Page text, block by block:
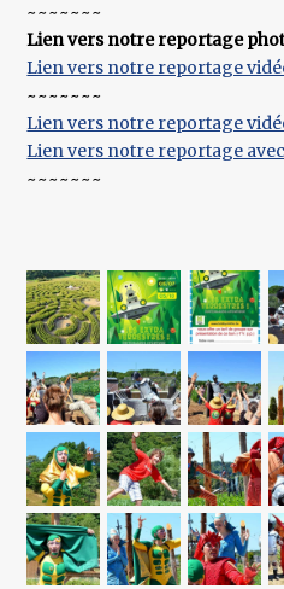
~~~~~~~
Lien vers notre reportage
Lien vers notre reportage
~~~~~~~
Lien vers notre reportage
Lien vers notre reportage
~~~~~~~